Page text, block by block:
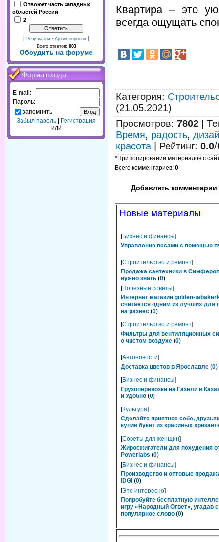
Отвоюет часть западных
областей России
2
[ Результаты · Архив опросов ]
Всего ответов: 803
Обсудить на форуме
Форма входа
E-mail:
Пароль:
запомнить
Забыл пароль
Регистрация
или
Квартира – это
всегда ощущать
Категория:
(21.05.2021)
Просмотров: 7802
Время, радость,
красота
Рейтинг: 0.0/
*При копировании материалов с
Всего комментариев: 0
Добавлять комментарии
Новые материалы
[Бизнес и финансы]
Управление весами с помощью
[Строительство и ремонт]
Продажа сантехники в
нужно знать (0)
[Полезные советы]
Интернет магазин golden-
считается одним из лучших для
на развес (0)
[Строительство и ремонт]
Фильтры для вентиляционных
о чистом воздухе (0)
[Автоновости]
Доставка цветов в Ярославле (0)
[Бизнес и финансы]
Грузоперевозки на Газели в
и Удобно (0)
[Культура]
Сделайте приятное себе,
купив букет из красивых
[Советы для женщин]
Жиросжигатели для похудения
Powerlabs (0)
[Бизнес и финансы]
Производство и оптовые
IDGI (0)
[Это интересно]
Попробуйте бесплатную
игру «Народный Ответ», угадав
популярное слово (0)